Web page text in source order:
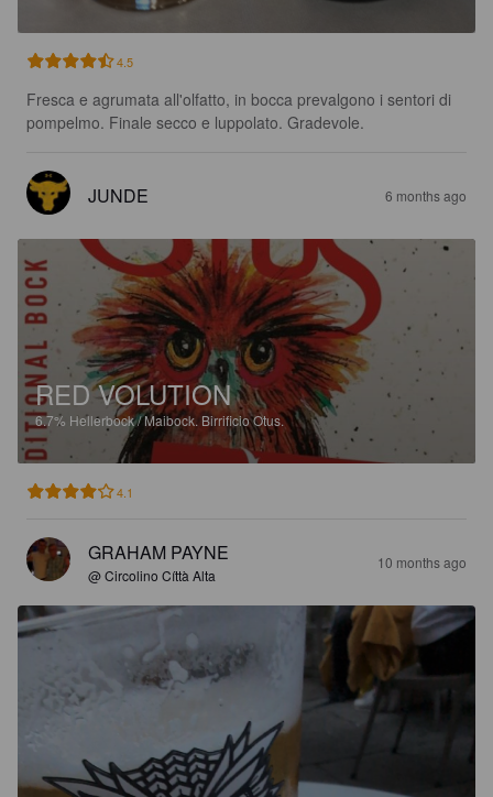
4.5
Fresca e agrumata all'olfatto, in bocca prevalgono i sentori di
pompelmo. Finale secco e luppolato. Gradevole.
JUNDE 6 months ago
RED VOLUTION
6.7% Hellerbock / Maibock.Birrificio Otus.
4.1
GRAHAM PAYNE
@ Circolino Cíttà Alta
10 months ago